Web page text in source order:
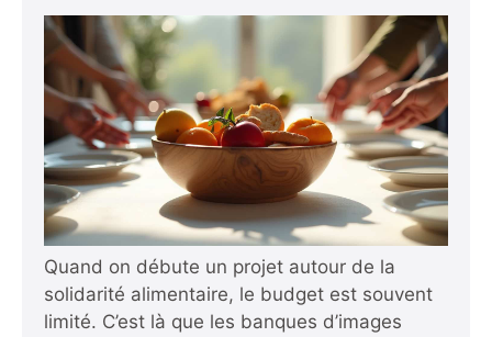
Quand on débute un projet autour de la
solidarité alimentaire, le budget est souvent
limité. C’est là que les banques d’images